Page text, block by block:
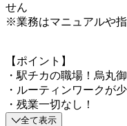
せん
※業務はマニュアルや
【ポイント】
・駅チカの職場！烏丸
・ルーティンワークが
・残業一切なし！
全て表示